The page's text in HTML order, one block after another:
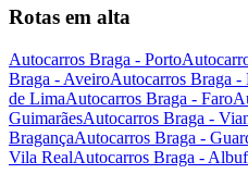
Rotas em alta
Autocarros Braga - Porto
Braga - AveiroAutocarros Braga -
de LimaAutocarros Braga - Faro
GuimarãesAutocarros Braga -
BragançaAutocarros Braga -
Vila RealAutocarros Braga -